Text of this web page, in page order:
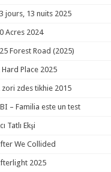
jours, 13 nuits 2025
Acres 2024
Forest Road (2025)
Hard Place 2025
zori zdes tikhie 2015
– Familia este un test
Tatlı Ekşi
We Collided
2025